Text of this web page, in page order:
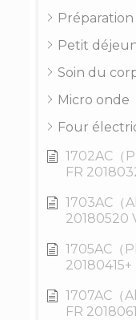
Petit
Soin du
Micro onde
Four
1702AC（
FR
1703AC（
20180520
1705AC（
20180415+
1707AC（
FR